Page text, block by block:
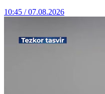
10:45 / 07.08.2026